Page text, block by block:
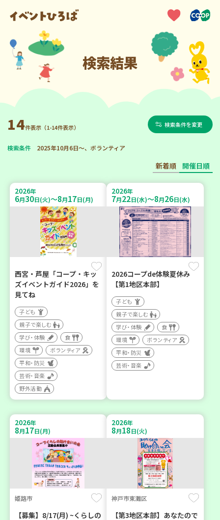
検索結果
14件表示（1-14件表示） 検索条件を変更
検索条件 2025年10月6日～、ボランティア
新着順 開催日順
2026年
6月30日(火)～8月17日(月)
西宮・芦屋「コープ・キッ
ズイベントガイド2026」を
見てね
子ども
親子で楽しむ
学び・体験
食
環境
ボランティア
平和・防災
芸術・音楽
野外活動
2026年
7月22日(水)～8月26日(水)
2026コープde体験夏休み
【第1地区本部】
子ども
親子で楽しむ
学び・体験
食
環境
ボランティア
平和・防災
芸術・音楽
2026年
8月17日(月)
姫路市
【募集】8/17(月) ~くらしの
2026年
8月18日(火)
神戸市東灘区
【第3地区本部】あなたので